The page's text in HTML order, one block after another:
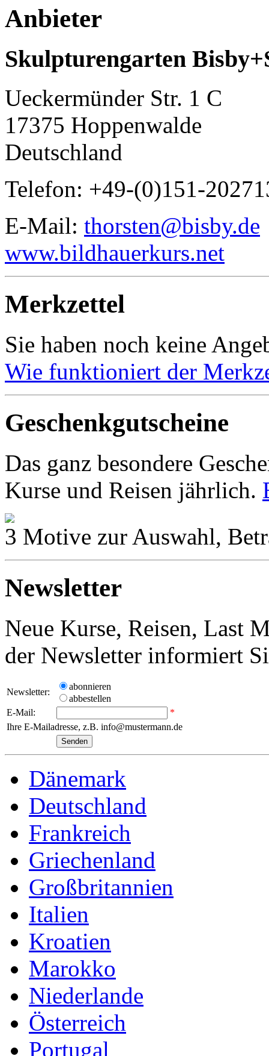
Anbieter
Skulpturengarten
Ueckermünder Str. 1 C
17375 Hoppenwalde
Deutschland
Telefon: +49-(0)151-
E-Mail: thorsten@bisby.de
www.bildhauerkurs.net
Merkzettel
Sie haben noch keine
Wie funktioniert der
Geschenkgutscheine
Das ganz besondere
Kurse und Reisen jährlich.
3 Motive zur Auswahl,
Newsletter
Neue Kurse, Reisen, Last
der Newsletter informiert
Newsletter:
abonnieren
abbestellen
E-Mail:
*
Ihre E-Mailadresse, z.B. info@mustermann.de
Dänemark
Deutschland
Frankreich
Griechenland
Großbritannien
Italien
Kroatien
Marokko
Niederlande
Österreich
Portugal